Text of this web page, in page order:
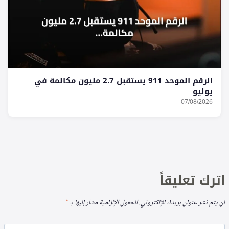
الرقم الموحد 911 يستقبل 2.7 مليون مكالمة في
يوليو
07/08/2026
اترك تعليقاً
لن يتم نشر عنوان بريدك الإلكتروني.الحقول الإلزامية مشار إليها بـ*